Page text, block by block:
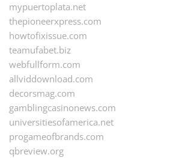
mypuertoplata.net
thepioneerxpress.com
howtofixissue.com
teamufabet.biz
webfullform.com
allviddownload.com
decorsmag.com
gamblingcasinonews.com
universitiesofamerica.net
progameofbrands.com
qbreview.org